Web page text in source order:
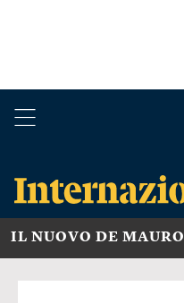
IL NUOVO DE MAURO